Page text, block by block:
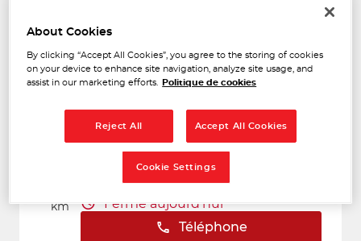
ESPACE ADHÉRENT
2.04
km
Fermé aujourd'hui
Téléphone
Voir plus
km
APPRODIS
Fermé aujourd'hui
Téléphone
About Cookies
By clicking “Accept All Cookies”, you agree to the storing of cookies
on your device to enhance site navigation, analyze site usage, and
assist in our marketing efforts.
Politique de cookies
Reject All Accept All Cookies
Cookie Settings